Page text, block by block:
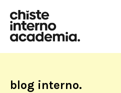
blog interno.